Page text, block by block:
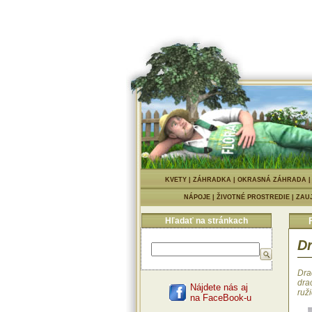
KVETY ZÁHRADKA OKRASNÁ ZÁHRADA
NÁPOJE ŽIVOTNÉ PROSTREDIE
Hľadať na stránkach
Nájdete nás aj
na FaceBook-u